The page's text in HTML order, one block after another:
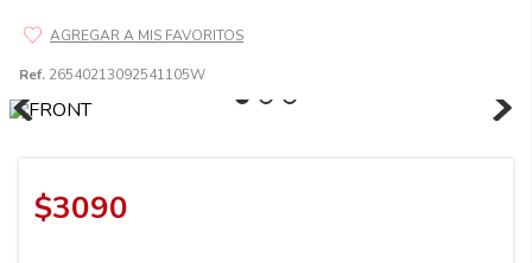
Ref. 26540213092541105W
$3090